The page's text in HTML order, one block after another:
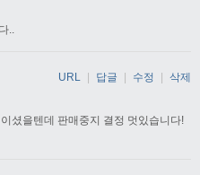
..
셨을텐데 판매중지 결정 멋있습니다!
URL | 답글 | 수정 | 삭제